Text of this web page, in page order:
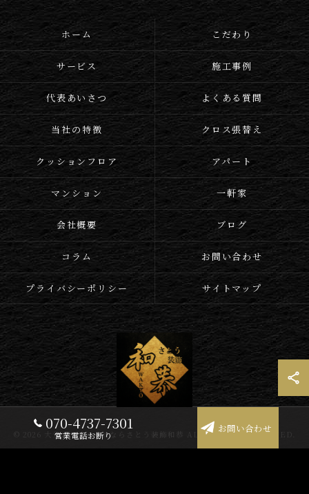
070-4737-7301
営業電話お断り
お問い合わせ
ホーム こだわり
サービス 施工事例
代表あいさつ よくある質問
当社の特徴 クロス張替え
クッションフロア アパート
マンション 一軒家
会社概要 ブログ
コラム お問い合わせ
プライバシーポリシー サイトマップ
© 2026 大分のリフォームならさとう装飾和恭 ALL RIGHTS RESERVED.